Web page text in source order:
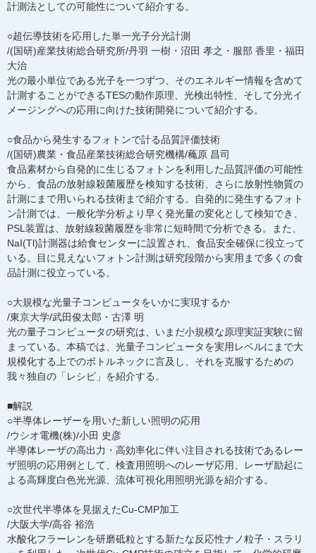
計測法としての可能性について紹介する。
○超伝導技術を応用した単一光子分光計測
/(国研)産業技術総合研究所/丹羽 一樹・沼田 孝之・服部 香里・福田
大治
光の最小単位である光子を一つずつ、そのエネルギー情報を含めて
計測することができるTESの動作原理、光検出特性、そして分光イ
メージングへの応用に向けた技術開発について紹介する。
○食品から発生するフォトンで計る品質評価技術
/(国研)農業・食品産業技術総合研究機構/蘒原 昌司
食品素材から自発的に生じるフォトンを利用した品質評価の可能性
から、食品の放射線殺菌履歴を検知する技術、さらに放射性物質の
計測にまで用いられる技術まで紹介する。自発的に発生するフォト
ン計測では、一般化学分析より早く発光量の変化として検知でき、
PSL装置は、放射線殺菌履歴を非常に短時間で分析できる。また、
NaI(Tl)計測器は給食センターに設置され、食品安全確保に役立って
いる。目に見えないフォトン計測は研究段階から実用まで多くの食
品計測に役立っている。
○大規模な光量子コンピュータをいかに実現するか
/東京大学/武田俊太郎・古澤 明
光の量子コンピュータの研究は、いまだ小規模な原理実証実験に留
まっている。本稿では、光量子コンピュータを実用レベルにまで大
規模化する上でのボトルネックに言及し、それを克服するための
我々独自の「レシピ」を紹介する。
■解説
○半導体レーザーを用いた新しい照明の応用
/ウシオ電機(株)/小田 史彦
半導体レーザの高出力・高効率化に伴い注目される技術であるレー
ザ照明の応用例として、検査用照明へのレーザ応用、レーザ励起に
よる高輝度白色光光源、流体可視化用照明光源を紹介する。
○次世代半導体を見据えたCu-CMP加工
/大阪大学/高谷 裕浩
水酸化フラーレンを研磨砥粒とする新たな反応性ナノ粒子・スラリ